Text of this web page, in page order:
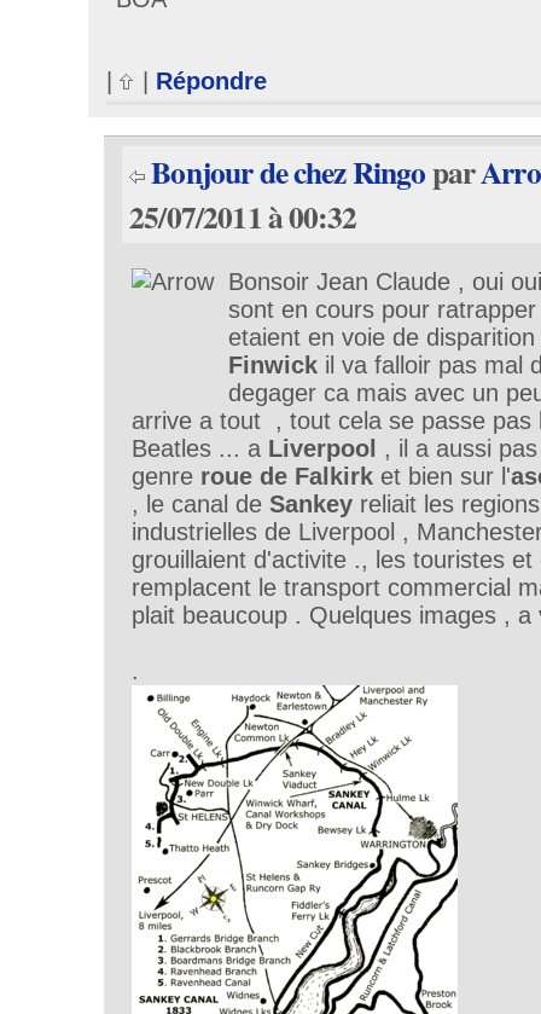
| Répondre
Bonjour de chez Ringopar
25/07/2011 à 00:32
Bonsoir Jean Claude , oui
sont en cours pour
etaient en voie de
Finwick il va falloir pas mal
degager ca mais avec un
arrive a tout , tout cela se passe pas
Beatles ... a Liverpool
, il a aussi
genre roue de Falkirk et bien sur l'
, le canal deSankey reliait les
industrielles de Liverpool ,
grouillaient d'activite ., les touristes et
remplacent le transport commercial
plait beaucoup . Quelques images , a
.